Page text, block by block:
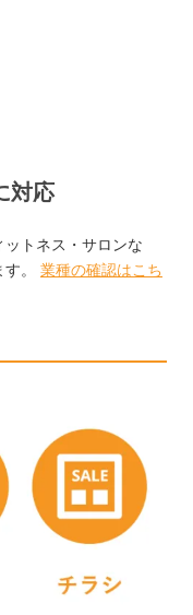
対応
トネス・サロンな
。 業種の確認はこち